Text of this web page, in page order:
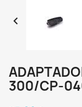

300/CP-